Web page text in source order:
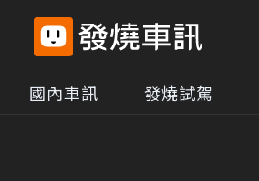
國內車訊 發燒試駕